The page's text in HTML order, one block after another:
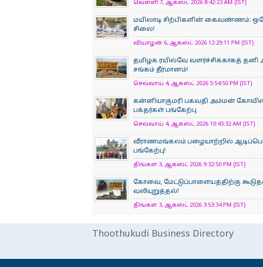
வெள்ளி 7, ஆகஸ்ட் 2026 8:42:23 AM (IST)
மயிலாடி சிற்பிகளின் கைவண்ணம்:
சிலை!
வியாழன் 6, ஆகஸ்ட் 2026 12:29:11 PM (IST)
தமிழக ரயில்வே வளர்ச்சிக்காகத்
சங்கம் தீர்மானம்!
செவ்வாய் 4, ஆகஸ்ட் 2026 5:54:50 PM (IST)
கன்னியாகுமரி பகவதி அம்மன்
பக்தர்கள் பங்கேற்பு
செவ்வாய் 4, ஆகஸ்ட் 2026 10:43:32 AM (IST)
வீராணமங்கலம் பழையாற்றில்
பங்கேற்பு!
திங்கள் 3, ஆகஸ்ட் 2026 9:32:50 PM (IST)
கோவை, மேட்டுப்பாளையத்திற்கு
வலியுறுத்தல்!
திங்கள் 3, ஆகஸ்ட் 2026 3:53:34 PM (IST)
Thoothukudi Business Directory